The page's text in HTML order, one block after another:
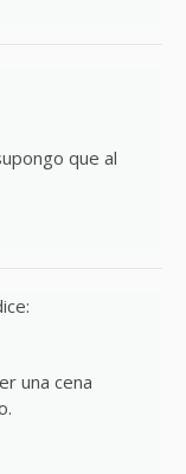
que al
una cena